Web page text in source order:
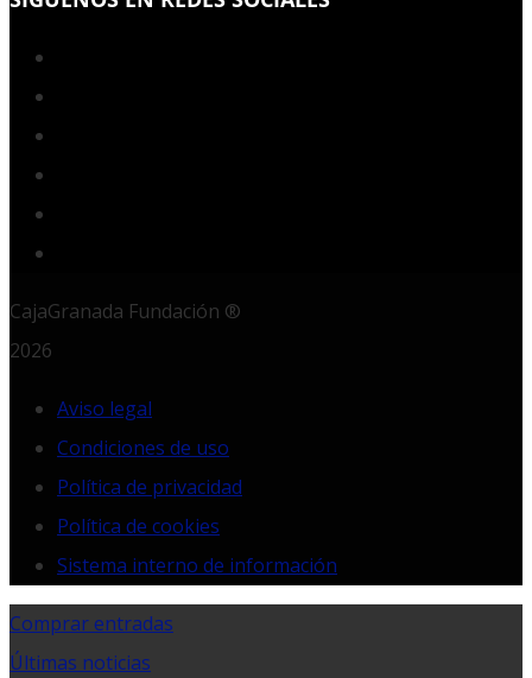
CajaGranada Fundación ®
2026
Aviso legal
Condiciones de uso
Política de privacidad
Política de cookies
Sistema interno de información
Comprar entradas
Últimas noticias